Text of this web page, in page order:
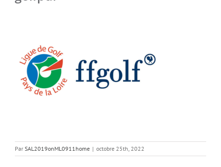
Par SAL2019onML0911home | octobre 25th, 2022